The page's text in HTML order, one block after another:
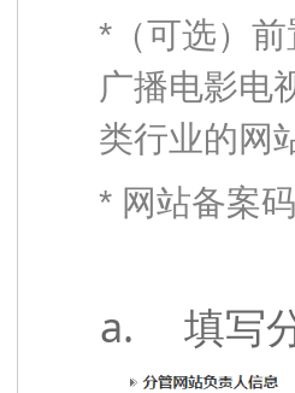
* （可选）
广播电影电
类行业的网
* 网站备案
a. 填写